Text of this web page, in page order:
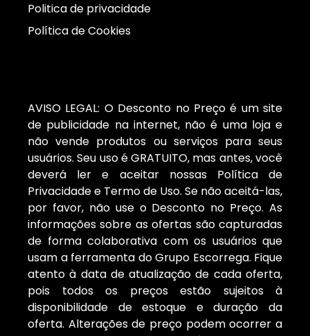
Politica de privacidade
Política de Cookies
AVISO LEGAL: O Desconto no Preço é um site
de publicidade na internet, não é uma loja e
não vende produtos ou serviços para seus
usuários. Seu uso é GRATUITO, mas antes, você
deverá ler e aceitar nossas Política de
Privacidade e Termo de Uso. Se não aceitá-las,
por favor, não use o Desconto no Preço. As
informações sobre as ofertas são capturadas
de forma colaborativa com os usuários que
usam a ferramenta do Grupo Escorrega. Fique
atento à data de atualização de cada oferta,
pois todos os preços estão sujeitos à
disponibilidade de estoque e duração da
oferta. Alterações de preço podem ocorrer a